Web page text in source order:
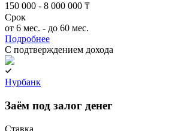
150 000 - 8 000 000 ₸
Срок
от 6 мес. - до 60 мес.
Подробнее
C подтверждением дохода
Нурбанк
Заём под залог денег
Ставка